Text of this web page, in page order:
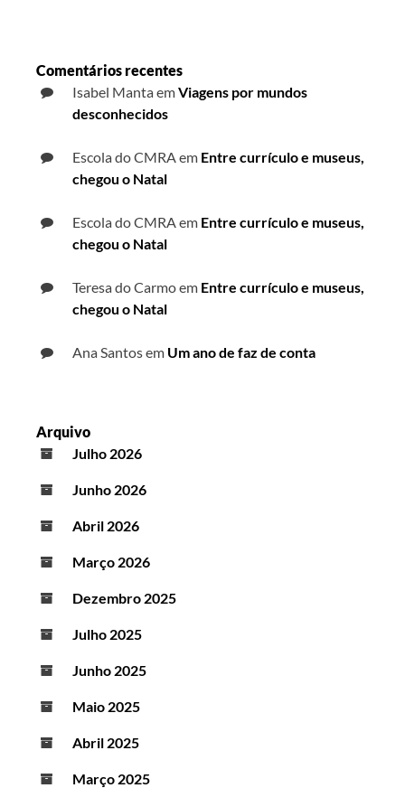
Comentários recentes
Isabel MantaemViagens por mundos
desconhecidos
Escola do CMRA em Entre currículo e museus,
chegou o Natal
Escola do CMRA em Entre currículo e museus,
chegou o Natal
Teresa do Carmoem Entre currículo e museus,
chegou o Natal
Ana Santosem Um ano de faz de conta
Arquivo
Julho 2026
Junho 2026
Abril 2026
Março 2026
Dezembro 2025
Julho 2025
Junho 2025
Maio 2025
Abril 2025
Março 2025